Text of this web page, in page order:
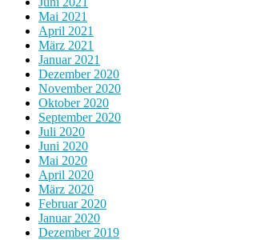
Mai 2021
April 2021
März 2021
Januar 2021
Dezember 2020
November 2020
Oktober 2020
September 2020
Juli 2020
Juni 2020
Mai 2020
April 2020
März 2020
Februar 2020
Januar 2020
Dezember 2019